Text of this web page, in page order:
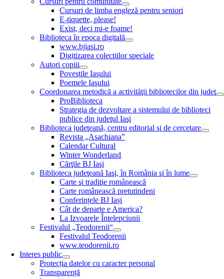
Cursuri de limba engleză pentru seniori
E-tiquette, please!
Exist, deci mi-e foame!
Biblioteca în epoca digitală
www.bjiasi.ro
Digitizarea colecţiilor speciale
Autori copiii
Poveştile Iaşului
Poemele Iaşului
Coordonarea metodică a activităţii bibliotecilor din judeţ
ProBiblioteca
Strategia de dezvoltare a sistemului de biblioteci
publice din judeţul Iaşi
Biblioteca judeţeană, centru editorial şi de cercetare
Revista „Asachiana”
Calendar Cultural
Winter Wonderland
Cărţile BJ Iaşi
Biblioteca judeţeană Iaşi, în România şi în lume
Carte şi tradiţie românească
Carte românească pretutindeni
Conferințele BJ Iași
Cât de departe e America?
La Izvoarele Înţelepciunii
Festivalul „Teodorenii“
Festivalul Teodorenii
www.teodorenii.ro
Interes public
Protecția datelor cu caracter personal
Transparență